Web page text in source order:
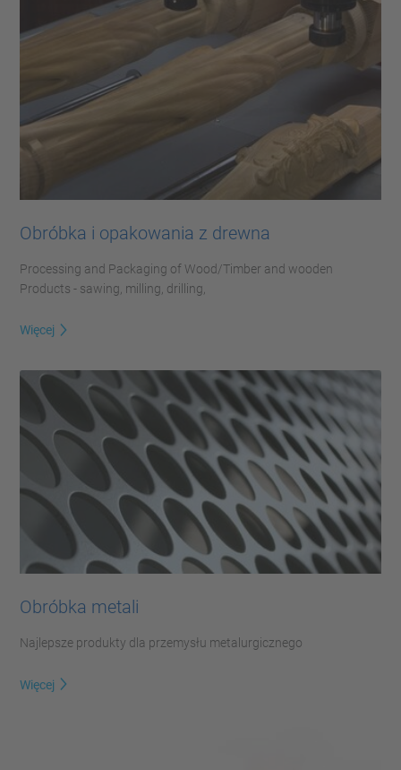
Obróbka i opakowania z drewna
Processing and Packaging of Wood/Timber and wooden
Products - sawing, milling, drilling,
Więcej
Obróbka metali
Najlepsze produkty dla przemysłu metalurgicznego
Więcej